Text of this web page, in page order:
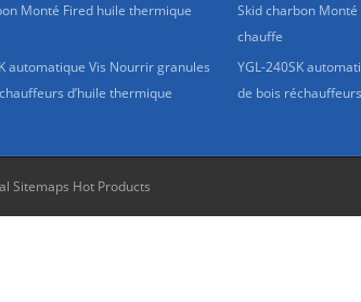
Monté Fired huile thermique
automatique Vis Nourrir granules
d’huile thermique
Skid charbon
chauffe
YGL-240SK
de bois
Sitemaps Hot Products